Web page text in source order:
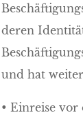
deren
und hat
• Einreise vor